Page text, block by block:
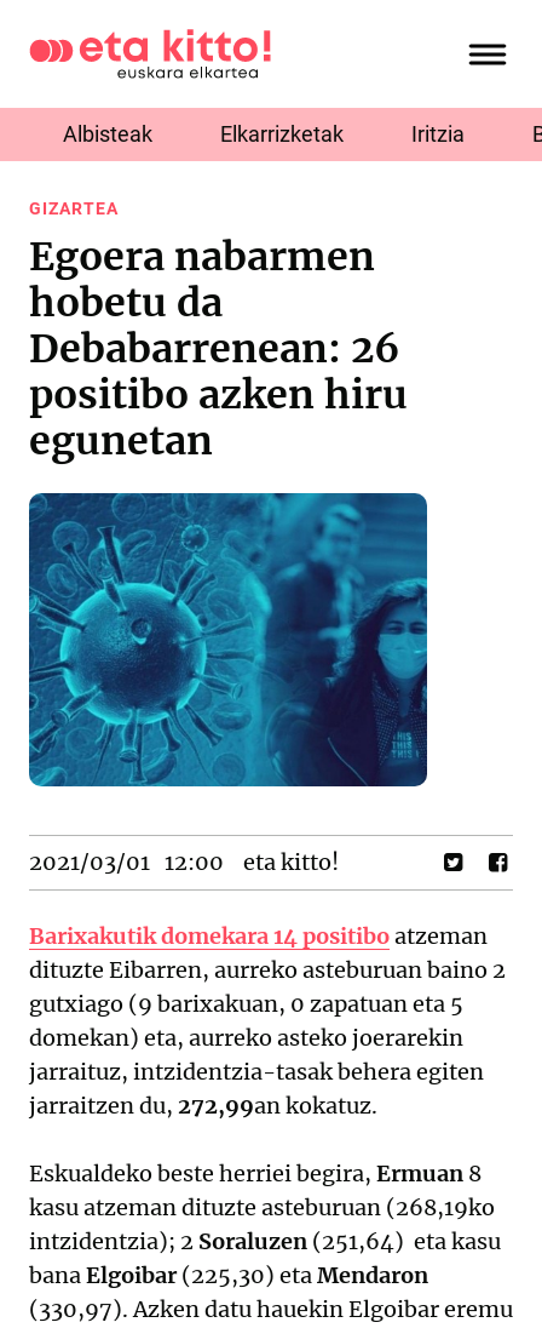
Albisteak Elkarrizketak Iritzia
GIZARTEA
Egoera nabarmen
hobetu da
Debabarrenean: 26
positibo azken hiru
egunetan
2021/03/01 12:00 eta kitto!
Barixakutik domekara 14 positiboatzeman
dituzte Eibarren, aurreko asteburuan baino 2
gutxiago (9 barixakuan, 0 zapatuan eta 5
domekan) eta, aurreko asteko joerarekin
jarraituz, intzidentzia-tasak behera egiten
jarraitzen du, 272,99an kokatuz.
Eskualdeko beste herriei begira, Ermuan 8
kasu atzeman dituzte asteburuan (268,19ko
intzidentzia); 2 Soraluzen (251,64) eta kasu
banaElgoibar(225,30) etaMendaron
(330,97). Azken datu hauekin Elgoibar eremu